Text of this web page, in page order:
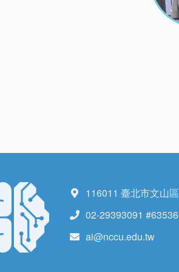
116011 臺北市文山
02-29393091 #63536
ai@nccu.edu.tw